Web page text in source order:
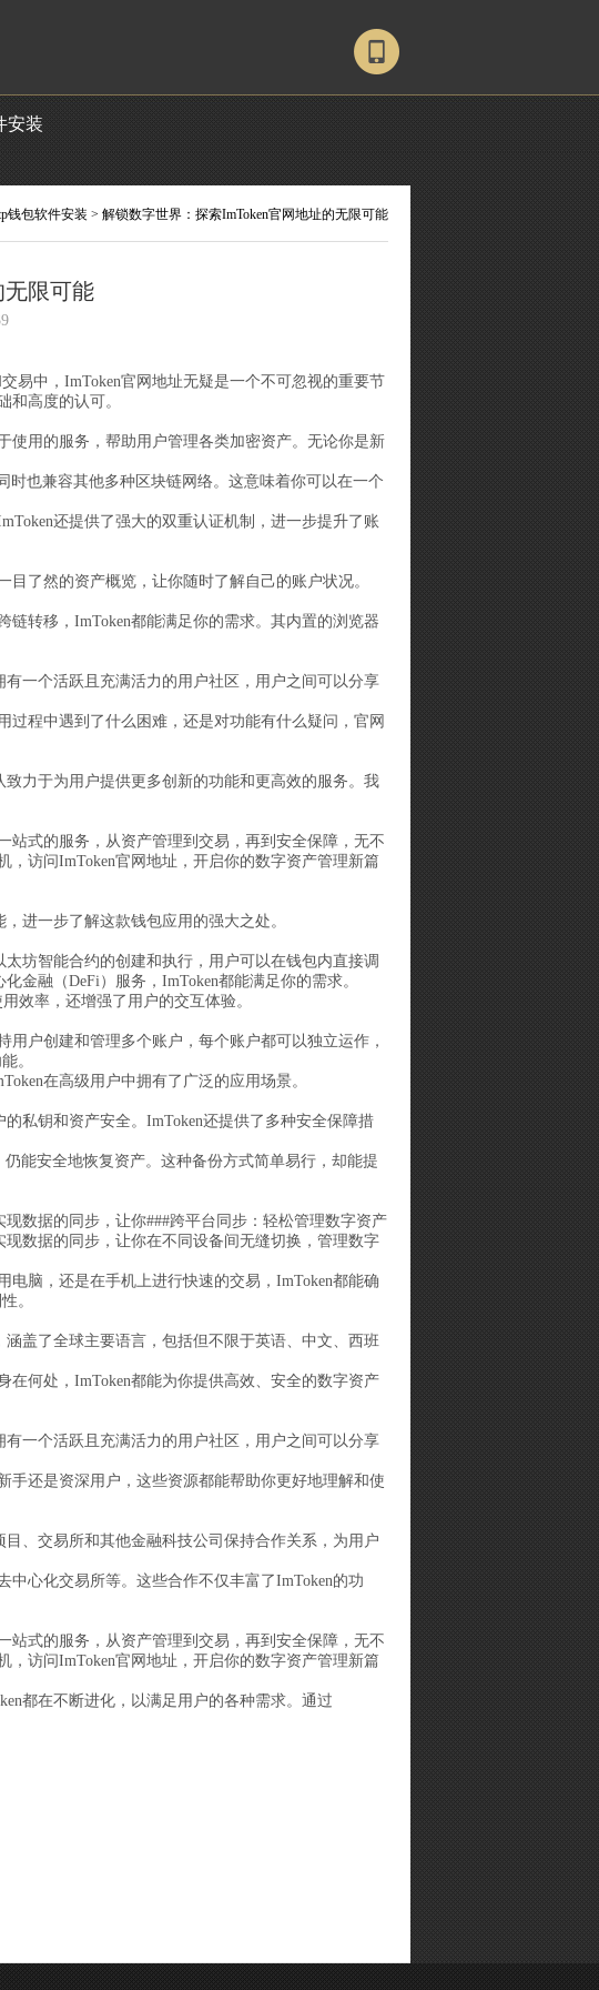
安装
钱包软件安装 > 解锁数字世界：探索ImToken官网地址的无限可能
无限可能
易中，ImToken官网地址无疑是一个不可忽视的重要节
和高度的认可。
使用的服务，帮助用户管理各类加密资产。无论你是新
时也兼容其他多种区块链网络。这意味着你可以在一个
还提供了强大的双重认证机制，进一步提升了账
了然的资产概览，让你随时了解自己的账户状况。
转移，ImToken都能满足你的需求。其内置的浏览器
一个活跃且充满活力的用户社区，用户之间可以分享
程中遇到了什么困难，还是对功能有什么疑问，官网
力于为用户提供更多创新的功能和更高效的服务。我
站式的服务，从资产管理到交易，再到安全保障，无不
访问ImToken官网地址，开启你的数字资产管理新篇
进一步了解这款钱包应用的强大之处。
坊智能合约的创建和执行，用户可以在钱包内直接调
金融（DeFi）服务，ImToken都能满足你的需求。
效率，还增强了用户的交互体验。
户创建和管理多个账户，每个账户都可以独立运作，
。
在高级用户中拥有了广泛的应用场景。
私钥和资产安全。ImToken还提供了多种安全保障措
仍能安全地恢复资产。这种备份方式简单易行，却能提
数据的同步，让你###跨平台同步：轻松管理数字资产
数据的同步，让你在不同设备间无缝切换，管理数字
脑，还是在手机上进行快速的交易，ImToken都能确
。
盖了全球主要语言，包括但不限于英语、中文、西班
何处，ImToken都能为你提供高效、安全的数字资产
一个活跃且充满活力的用户社区，用户之间可以分享
手还是资深用户，这些资源都能帮助你更好地理解和使
、交易所和其他金融科技公司保持合作关系，为用户
心化交易所等。这些合作不仅丰富了ImToken的功
站式的服务，从资产管理到交易，再到安全保障，无不
访问ImToken官网地址，开启你的数字资产管理新篇
都在不断进化，以满足用户的各种需求。通过